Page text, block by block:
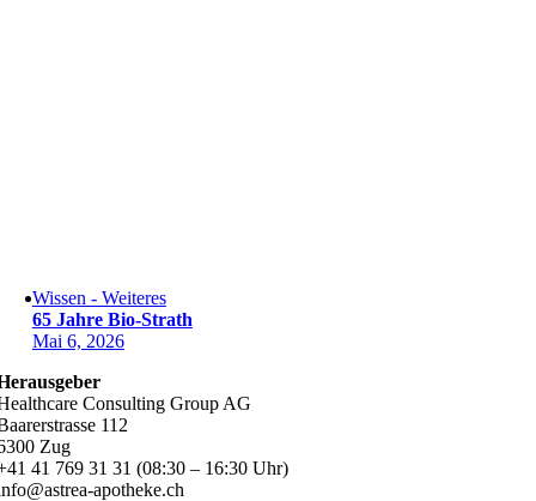
Wissen - Weiteres
65 Jahre Bio-Strath
Mai 6, 2026
Consulting Group AG
112
Zug
41 769 31 31 (08:30 – 16:30 Uhr)
apotheke.ch